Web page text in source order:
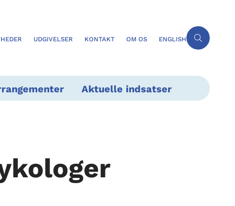
UDGIVELSER KONTAKT OM OS ENGLISH
Aktuelle indsatser